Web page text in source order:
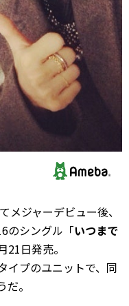
ジャーデビュー後、
のシングル「いつまで
21日発売。
イプのユニットで、同
。